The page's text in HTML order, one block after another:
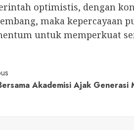
optimistis, dengan
maka kepercayaan
untuk memperkuat
Akademisi Ajak Generasi